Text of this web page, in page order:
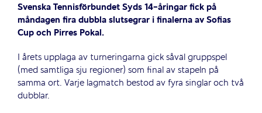
Svenska Tennisförbundet Syds 14-åringar fick på
måndagen fira dubbla slutsegrar i finalerna av Sofias
Cup och Pirres Pokal.
I årets upplaga av turneringarna gick såväl gruppspel
(med samtliga sju regioner) som final av stapeln på
samma ort. Varje lagmatch bestod av fyra singlar och två
dubblar.